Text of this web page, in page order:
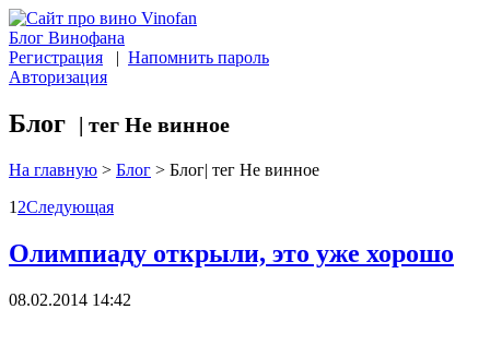
Блог Винофана
Регистрация | Напомнить пароль
Авторизация
Блог | тег Не винное
На главную > Блог > Блог| тег Не винное
1 2Следующая
Олимпиаду открыли, это уже хорошо
08.02.2014 14:42